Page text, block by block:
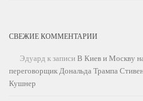
СВЕЖИЕ КОММЕНТАРИИ
Эдуард к записи В Киев и Москву
переговорщик Дональда Трампа
Кушнер